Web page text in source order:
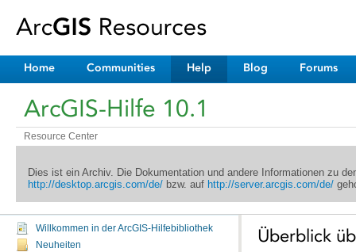
Home Communities Help Blog Forums
ArcGIS-Hilfe 10.1
Resource Center
Dies ist ein Archiv. Die Dokumentation und andere Informationen zu
http://desktop.arcgis.com/de/bzw. auf http://server.arcgis.com/de/
Willkommen in der ArcGIS-Hilfebibliothek
Neuheiten
Überblick